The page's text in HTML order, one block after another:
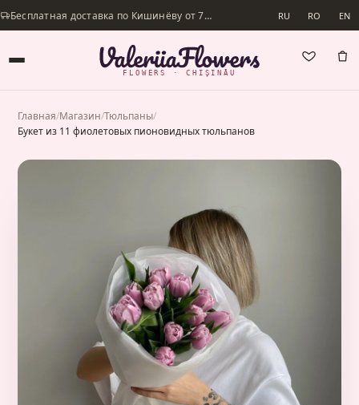
Бесплатная доставка по Кишинёву от 700 lei · Доставим в день заказа RU RO EN
FLOWERS · CHIȘINĂU
Главная/Магазин/Тюльпаны/
Букет из 11 фиолетовых пионовидных тюльпанов